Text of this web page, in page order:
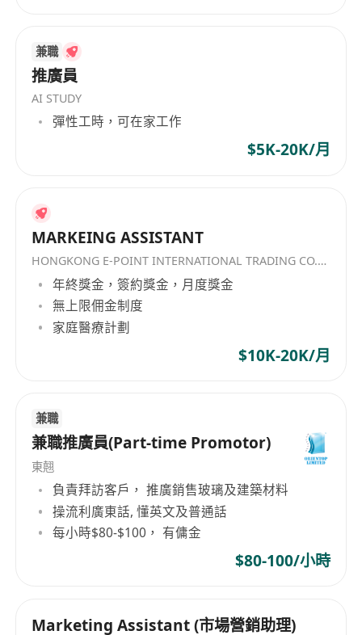
兼職
推廣員
AI STUDY
彈性工時，可在家工作
$5K-20K/月
MARKEING ASSISTANT
HONGKONG E-POINT INTERNATIONAL TRADING CO.，LIMITED
年終獎金，簽約獎金，月度獎金
無上限佣金制度
家庭醫療計劃
$10K-20K/月
兼職
兼職推廣員(Part-time Promotor)
東翹
負責拜訪客戶， 推廣銷售玻璃及建築材料
操流利廣東話, 懂英文及普通話
每小時$80-$100， 有傭金
$80-100/小時
Marketing Assistant (市場營銷助理)